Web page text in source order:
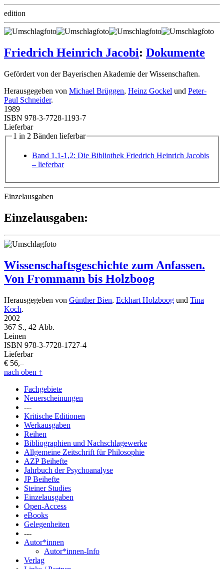
edition
Friedrich Heinrich Jacobi: Dokumente
Gefördert von der Bayerischen Akademie der Wissenschaften.
Herausgegeben von Michael Brüggen, Heinz Gockel und Peter-
Paul Schneider.
1989
ISBN 978-3-7728-1193-7
Lieferbar
1 in 2 Bänden lieferbar
Band 1,1-1,2: Die Bibliothek Friedrich Heinrich Jacobis
– lieferbar
Einzelausgaben
Einzelausgaben:
Wissenschaftsgeschichte zum Anfassen.
Von Frommann bis Holzboog
Herausgegeben von Günther Bien, Eckhart Holzboog und Tina
Koch.
2002
367 S., 42 Abb.
Leinen
ISBN 978-3-7728-1727-4
Lieferbar
€ 56,–
nach oben ↑
Fachgebiete
Neuerscheinungen
---
Kritische Editionen
Werkausgaben
Reihen
Bibliographien und Nachschlagewerke
Allgemeine Zeitschrift für Philosophie
AZP Beihefte
Jahrbuch der Psychoanalyse
JP Beihefte
Steiner Studies
Einzelausgaben
Open-Access
eBooks
Gelegenheiten
---
Autor*innen
Autor*innen-Info
Verlag